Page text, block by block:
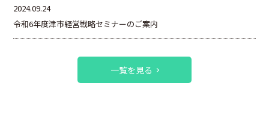
2024.09.24
令和6年度津市経営戦略セミナーのご案内
一覧を見る